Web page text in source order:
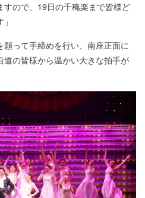
ので、19日の千穐楽まで皆様ど
って手締めを行い、南座正面に
の皆様から温かい大きな拍手が